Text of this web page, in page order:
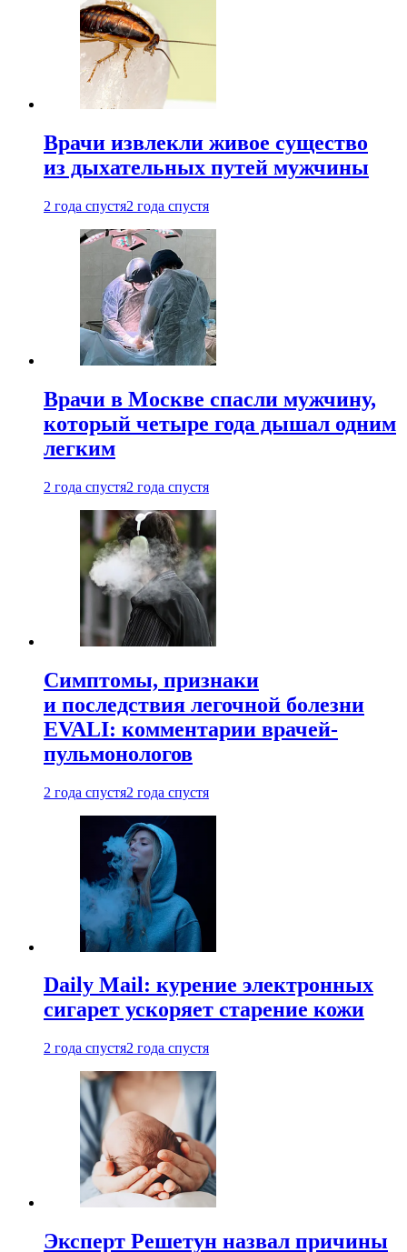
Врачи извлекли живое существо
из дыхательных путей мужчины
2 года спустя2 года спустя
Врачи в Москве спасли мужчину,
который четыре года дышал одним
легким
2 года спустя2 года спустя
Симптомы, признаки
и последствия легочной болезни
EVALI: комментарии врачей-
пульмонологов
2 года спустя2 года спустя
Daily Mail: курение электронных
сигарет ускоряет старение кожи
2 года спустя2 года спустя
Эксперт Решетун назвал причины